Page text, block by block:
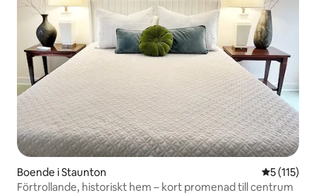
Boende i Staunton 5 av 5 i
5 (115)
Förtrollande, historiskt hem – kort promenad till centrum